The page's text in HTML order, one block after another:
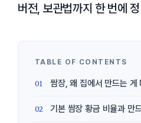
버전, 보관법까지 한 번에
쌈장, 왜 집에서 만드는 게
기본 쌈장 황금 비율과 만